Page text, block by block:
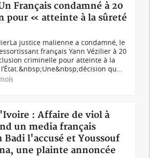
Français condamné à 20
pour « atteinte à la sûreté
justice malienne a condamné, le
français Yann Vézilier à 20
criminelle pour atteinte à la
qu...
: Affaire de viol à
un media français
Badi l'accusé et Youssouf
une plainte annoncée